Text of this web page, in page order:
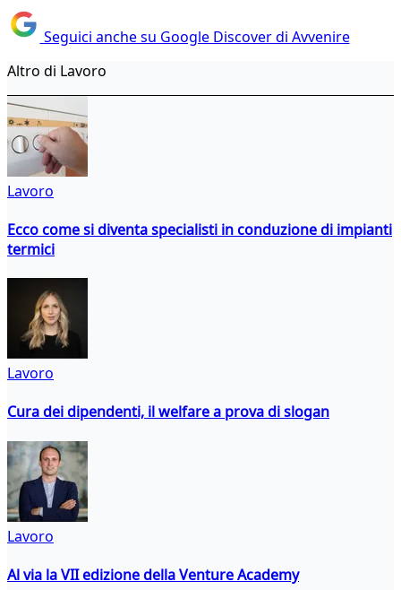
Seguici anche su Google Discover di Avvenire
Altro di Lavoro
Lavoro
Ecco come si diventa specialisti in conduzione di impianti
termici
Lavoro
Cura dei dipendenti, il welfare a prova di slogan
Lavoro
Al via la VII edizione della Venture Academy